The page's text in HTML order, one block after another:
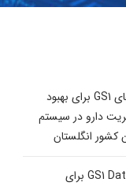
استفاده از استانداردهای GS1 برای بهبود
دارو در سیستم
انگلستان
استفاده از GS1 Data Source برای